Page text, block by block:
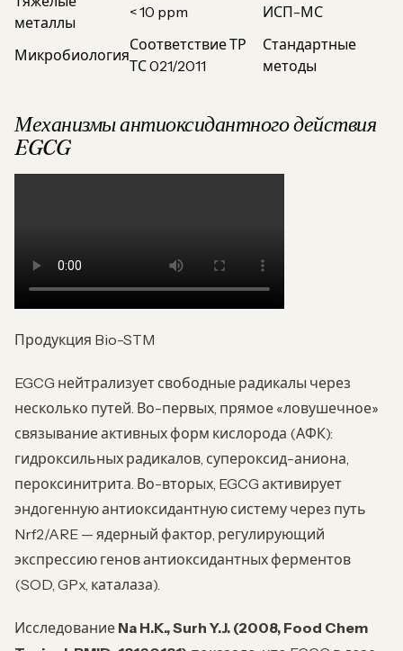
металлы
< 10 ppm ИСП-МС
Микробиология
Соответствие ТР
ТС 021/2011
Стандартные
методы
Механизмы антиоксидантного действия
EGCG
Продукция Bio-STM
EGCG нейтрализует свободные радикалы через
несколько путей. Во-первых, прямое «ловушечное»
связывание активных форм кислорода (АФК):
гидроксильных радикалов, супероксид-аниона,
пероксинитрита. Во-вторых, EGCG активирует
эндогенную антиоксидантную систему через путь
Nrf2/ARE — ядерный фактор, регулирующий
экспрессию генов антиоксидантных ферментов
(SOD, GPx, каталаза).
Исследование Na H.K., Surh Y.J. (2008, Food Chem